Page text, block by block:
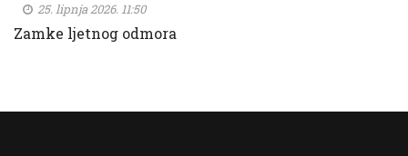
25. lipnja 2026. 11:50
Zamke ljetnog odmora